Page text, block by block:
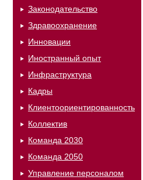
Законодательство
Здравоохранение
Инновации
Иностранный опыт
Инфраструктура
Кадры
Клиентоориентированность
Коллектив
Команда 2030
Команда 2050
Управление персоналом